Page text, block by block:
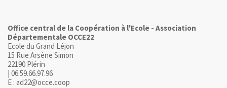
Office central de la Coopération à l'Ecole - Association
Départementale OCCE22
Ecole du Grand Léjon
15 Rue Arsène Simon
22190 Plérin
| 06.59.66.97.96
E : ad22@occe.coop